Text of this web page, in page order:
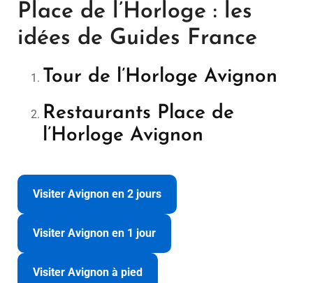
Place de l’Horloge : les
idées de Guides France
Tour de l’Horloge Avignon
Restaurants Place de
l’Horloge Avignon
Visiter Avignon en 2 jours
Visiter Avignon en 1 jour
Visiter Avignon à pied